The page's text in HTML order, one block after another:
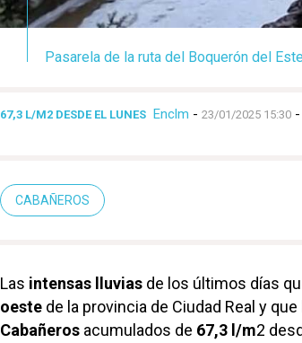
Pasarela de la ruta del Boquerón del
67,3 L/M2 DESDE EL LUNES Enclm - 23/01/2025 15:30 -
CABAÑEROS
Las intensas lluvias de los últimos días
oeste de la provincia de Ciudad Real y que
Cabañeros acumulados de 67,3 l/m2